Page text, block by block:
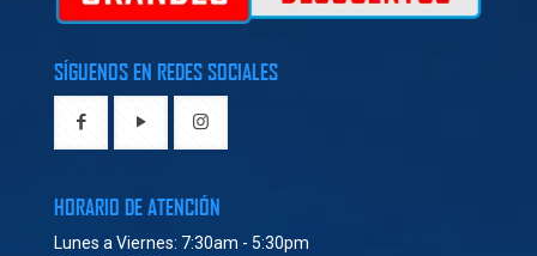
SÍGUENOS EN REDES SOCIALES
HORARIO DE ATENCIÓN
Lunes a Viernes: 7:30am - 5:30pm